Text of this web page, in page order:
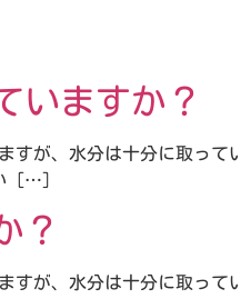
いますか？
が、水分は十分に取って
[…]
？
が、水分は十分に取って